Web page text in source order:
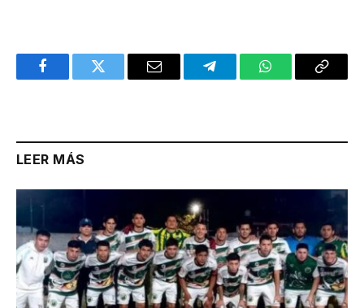
FacebookTwitter Email TelegramWhatsAppCopy
LEER MÁS